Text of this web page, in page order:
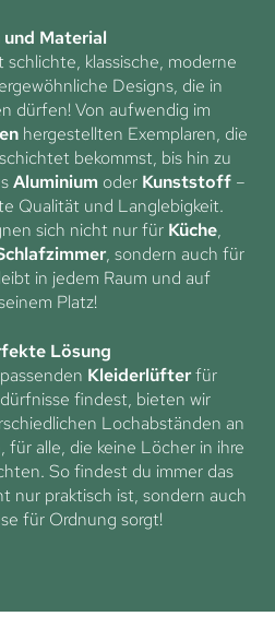
Material
klassische, moderne
Designs, die in
dürfen! Von aufwendig im
hergestellten Exemplaren, die
bekommst, bis hin zu
Aluminium oder Kunststoff –
Qualität und Langlebigkeit.
sich nicht nur für Küche,
, sondern auch für
in jedem Raum und auf
Platz!
Lösung
Kleiderlüfterfür
findest, bieten wir
Lochabständen an
für alle, die keine Löcher in ihre
So findest du immer das
nur praktisch ist, sondern auch
für Ordnung sorgt!